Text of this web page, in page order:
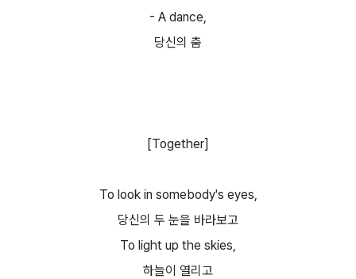
- A dance,
당신의 춤
[Together]
To look in somebody's eyes,
당신의 두 눈을 바라보고
To light up the skies,
하늘이 열리고